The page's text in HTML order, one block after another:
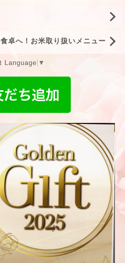
卓へ！お米取り扱いメニュー
Language ▼